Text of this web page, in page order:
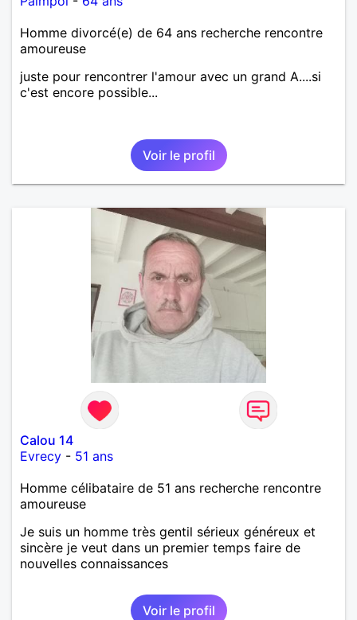
Homme divorcé(e) de 64 ans recherche rencontre
amoureuse
juste pour rencontrer l'amour avec un grand A....si
c'est encore possible...
Voir le profil
Calou 14
Evrecy - 51 ans
Homme célibataire de 51 ans recherche rencontre
amoureuse
Je suis un homme très gentil sérieux généreux et
sincère je veut dans un premier temps faire de
nouvelles connaissances
Voir le profil